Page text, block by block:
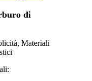
di
Materiali